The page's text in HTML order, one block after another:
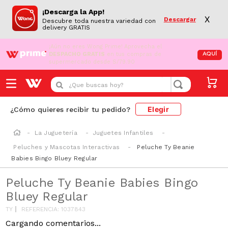
¡Descarga la App!
Descubre toda nuestra variedad con
delivery GRATIS
Descargar X
¡Aún no eres Wong Prime! Aprovecha el
DESPACHO GRATIS en tus compras de
supermercado desde S/79.90
AQUÍ
¿Que buscas hoy?
¿Cómo quieres recibir tu pedido? Elegir
La Juguetería
Juguetes Infantiles
Peluches y Mascotas Interactivas
Peluche Ty Beanie
Babies Bingo Bluey Regular
Peluche Ty Beanie Babies Bingo
Bluey Regular
TY REFERENCIA:1037843
Cargando comentarios...